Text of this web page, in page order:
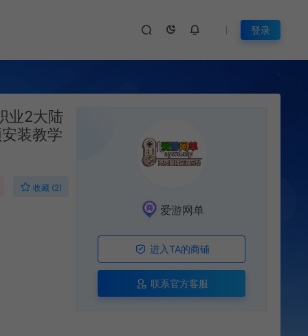
登录
业2大陆
装教学
收藏 (2)
爱游网单
进入TA的商铺
联系官方客服